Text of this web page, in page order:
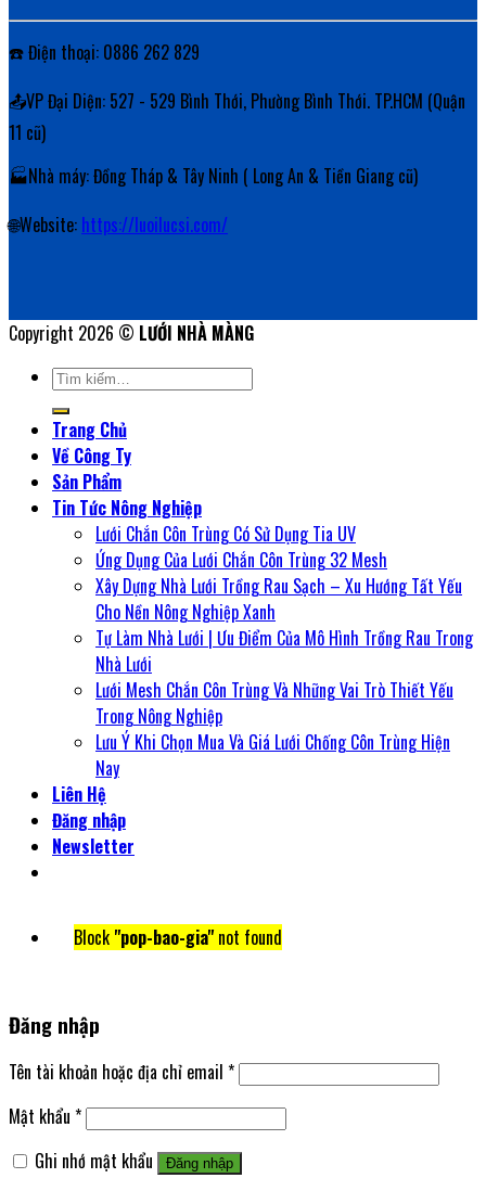
☎️ Điện thoại: 0886 262 829
📤VP Đại Diện: 527 - 529 Bình Thới, Phường Bình Thới. TP.HCM (Quận
11 cũ)
🏭Nhà máy: Đồng Tháp & Tây Ninh ( Long An & Tiền Giang cũ)
🌐Website: https://luoilucsi.com/
Copyright 2026 © LƯỚI NHÀ MÀNG
Tìm
kiếm:
Trang Chủ
Về Công Ty
Sản Phẩm
Tin Tức Nông Nghiệp
Lưới Chắn Côn Trùng Có Sử Dụng Tia UV
Ứng Dụng Của Lưới Chắn Côn Trùng 32 Mesh
Xây Dựng Nhà Lưới Trồng Rau Sạch – Xu Hướng Tất Yếu
Cho Nền Nông Nghiệp Xanh
Tự Làm Nhà Lưới | Ưu Điểm Của Mô Hình Trồng Rau Trong
Nhà Lưới
Lưới Mesh Chắn Côn Trùng Và Những Vai Trò Thiết Yếu
Trong Nông Nghiệp
Lưu Ý Khi Chọn Mua Và Giá Lưới Chống Côn Trùng Hiện
Nay
Liên Hệ
Đăng nhập
Newsletter
Block "pop-bao-gia"not found
Đăng nhập
Tên tài khoản hoặc địa chỉ email *
Mật khẩu *
Ghi nhớ mật khẩu
Đăng nhập